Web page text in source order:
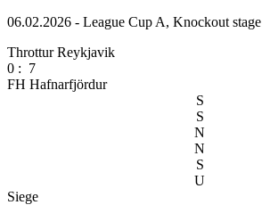
06.02.2026 - League Cup A, Knockout stage
Throttur Reykjavik
0 : 7
FH Hafnarfjördur
S
S
N
N
S
U
Siege